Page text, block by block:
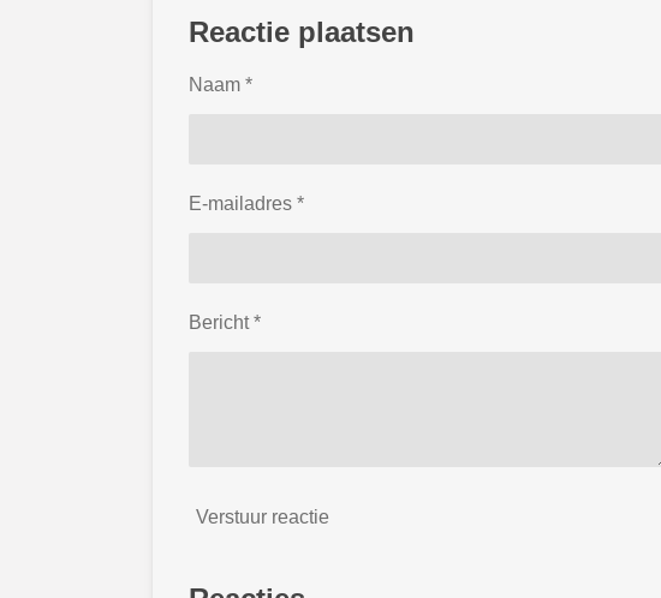
e
n
l
r
e
Reactie plaatsen
Naam *
E-mailadres *
Bericht *
Verstuur reactie